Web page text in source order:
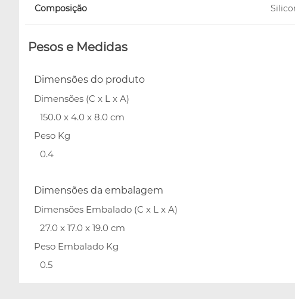
Composição
Pesos e Medidas
Dimensões do produto
Dimensões (C x L x A)
150.0 x 4.0 x 8.0 cm
Peso Kg
0.4
Dimensões da embalagem
Dimensões Embalado (C x L x A)
27.0 x 17.0 x 19.0 cm
Peso Embalado Kg
0.5